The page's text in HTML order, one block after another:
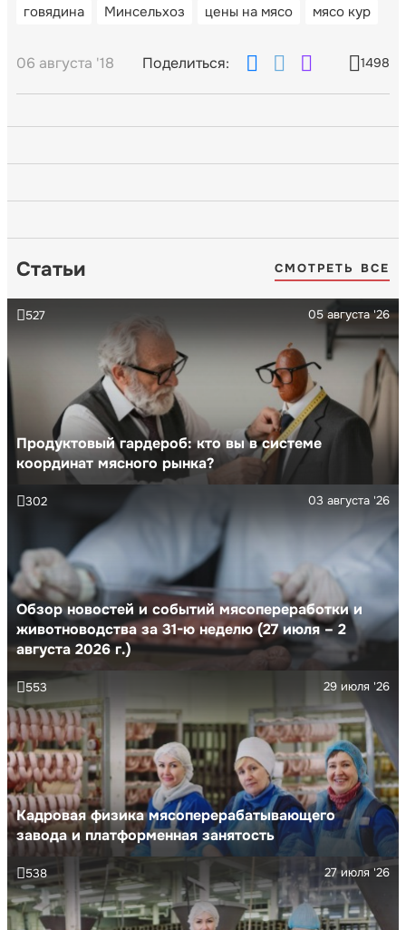
говядина Минсельхоз цены на мясо мясо кур
06 августа '18 Поделиться: 1498
Статьи СМОТРЕТЬ ВСЕ
Продуктовый гардероб: кто вы в системе
координат мясного рынка?
05 августа '26
527
Обзор новостей и событий мясопереработки и
животноводства за 31-ю неделю (27 июля – 2
августа 2026 г.)
03 августа '26
302
Кадровая физика мясоперерабатывающего
завода и платформенная занятость
29 июля '26
553
27 июля '26
538